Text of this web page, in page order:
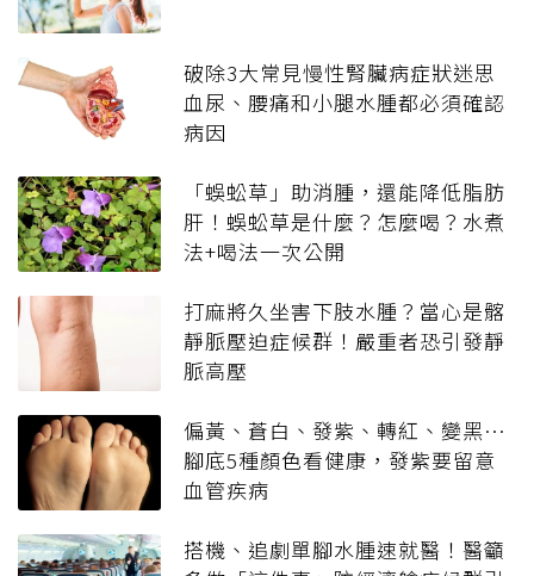
破除3大常見慢性腎臟病症狀迷思
血尿、腰痛和小腿水腫都必須確認
病因
「蜈蚣草」助消腫，還能降低脂肪
肝！蜈蚣草是什麼？怎麼喝？水煮
法+喝法一次公開
打麻將久坐害下肢水腫？當心是髂
靜脈壓迫症候群！嚴重者恐引發靜
脈高壓
偏黃、蒼白、發紫、轉紅、變黑…
腳底5種顏色看健康，發紫要留意
血管疾病
搭機、追劇單腳水腫速就醫！醫籲